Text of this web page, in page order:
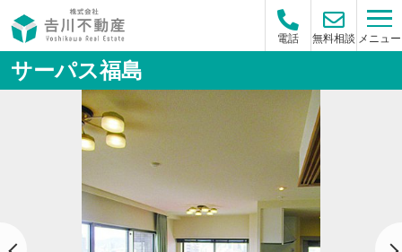
電話 無料相談 メニュー
サーパス福島